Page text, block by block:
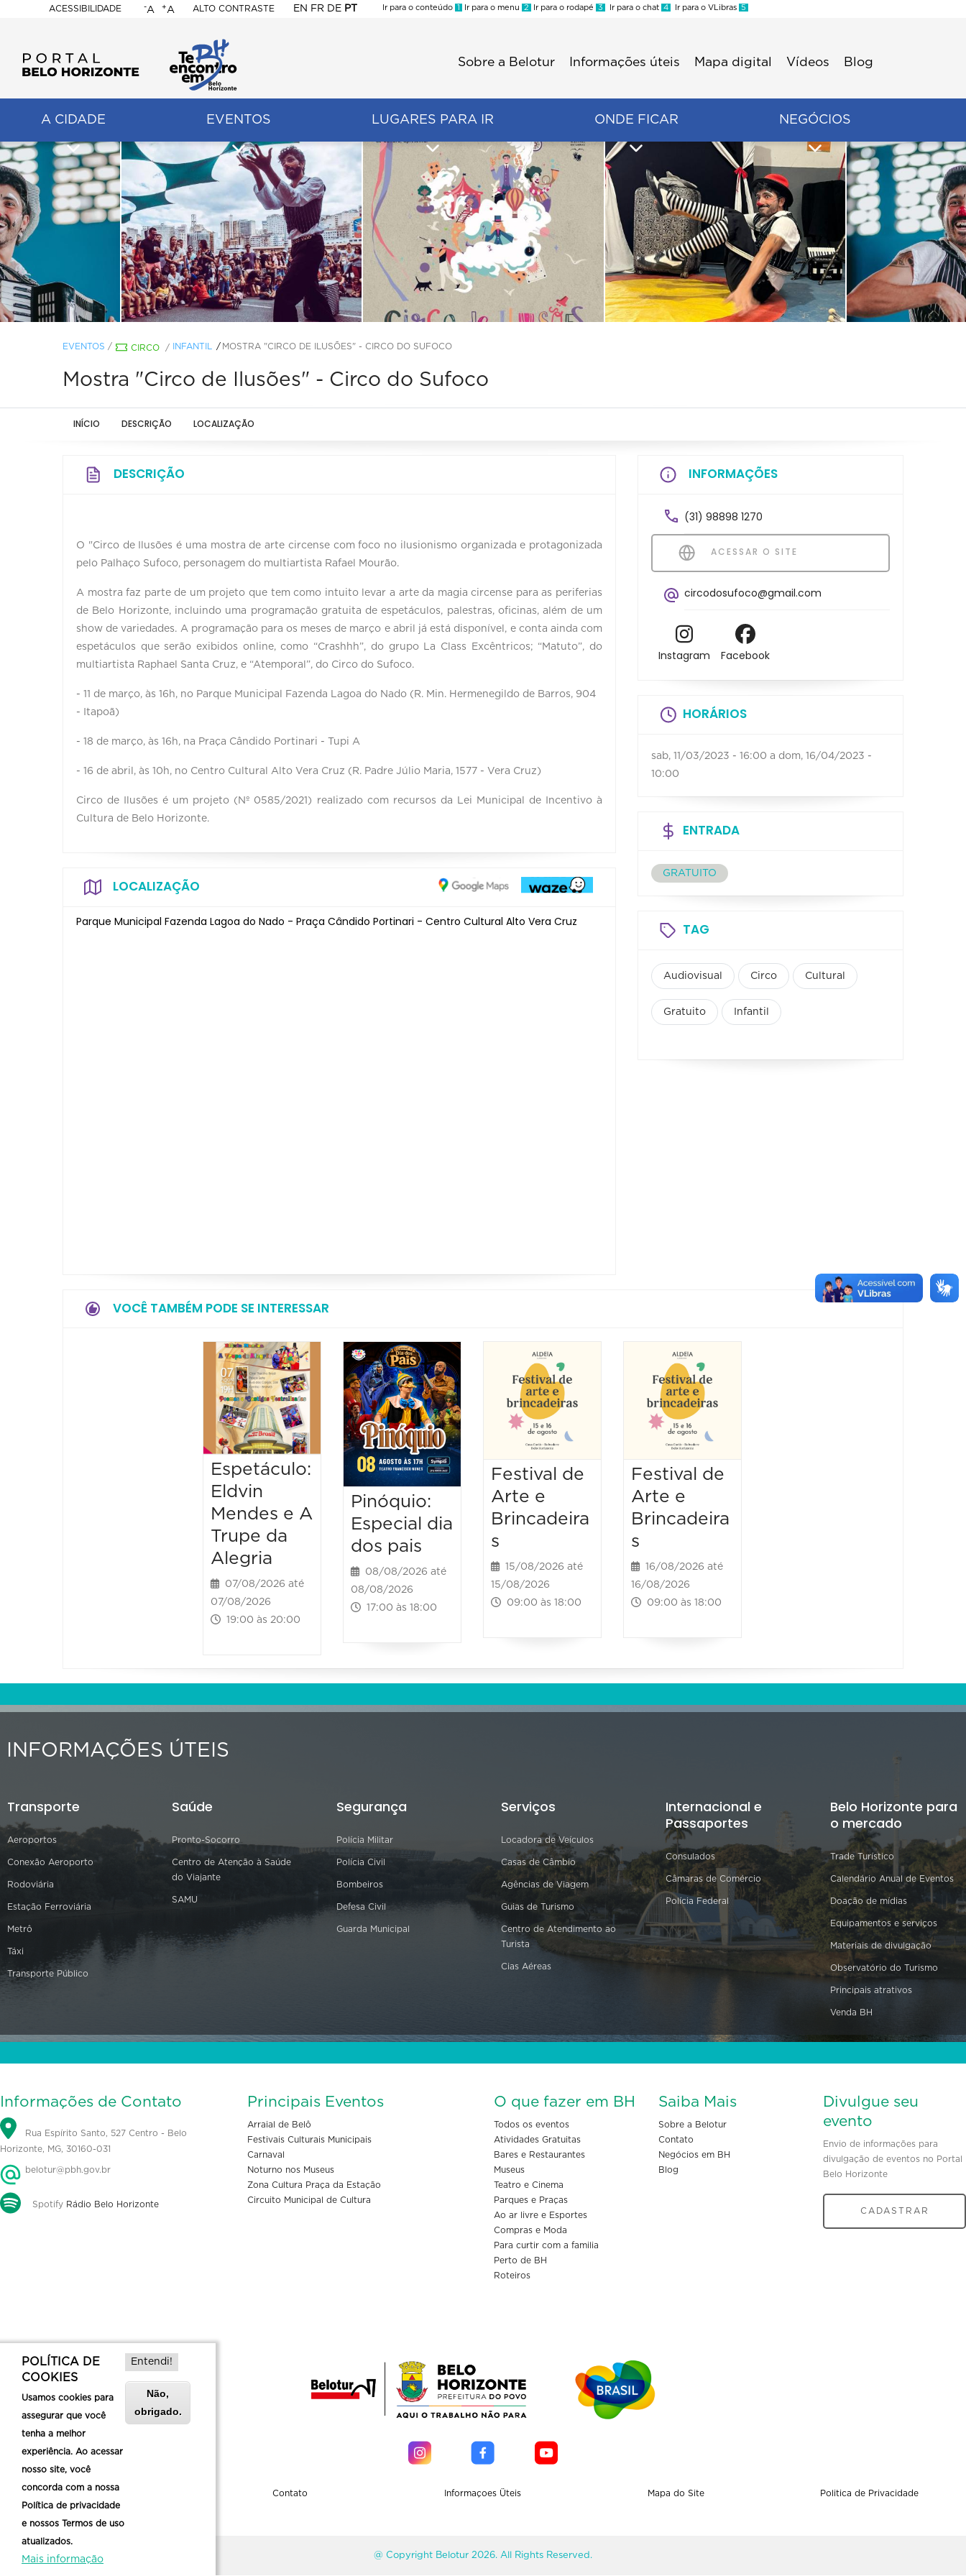
ACESSIBILIDADE
BELO
HORIZONTE
-A +A ALTO CONTRASTE EN FR DE PT
Ir para o conteúdo 1 Ir para o menu 2 Ir para o rodapé 3 Ir para o chat 4 Ir para o VLibras 5
Sobre a Belotur Informações úteis Mapa digital Vídeos Blog
A CIDADE EVENTOS LUGARES PARA IR ONDE FICAR NEGÓCIOS
EVENTOS / CIRCO / INFANTIL MOSTRA "CIRCO DE ILUSÕES" - CIRCO DO SUFOCO
Mostra "Circo de Ilusões" - Circo do Sufoco
INÍCIO DESCRIÇÃO LOCALIZAÇÃO
DESCRIÇÃO
O "Circo de Ilusões é uma mostra de arte circense com foco no ilusionismo organizada e protagonizada
pelo Palhaço Sufoco, personagem do multiartista Rafael Mourão.
A mostra faz parte de um projeto que tem como intuito levar a arte da magia circense para as periferias
de Belo Horizonte, incluindo uma programação gratuita de espetáculos, palestras, oficinas, além de um
show de variedades. A programação para os meses de março e abril já está disponível, e conta ainda com
espetáculos que serão exibidos online, como “Crashhh”, do grupo La Class Excêntricos; “Matuto”, do
multiartista Raphael Santa Cruz, e “Atemporal”, do Circo do Sufoco.
- 11 de março, às 16h, no Parque Municipal Fazenda Lagoa do Nado (R. Min. Hermenegildo de Barros, 904
- Itapoã)
- 18 de março, às 16h, na Praça Cândido Portinari - Tupi A
- 16 de abril, às 10h, no Centro Cultural Alto Vera Cruz (R. Padre Júlio Maria, 1577 - Vera Cruz)
Circo de Ilusões é um projeto (Nº 0585/2021) realizado com recursos da Lei Municipal de Incentivo à
Cultura de Belo Horizonte.
LOCALIZAÇÃO
Parque Municipal Fazenda Lagoa do Nado - Praça Cândido Portinari - Centro Cultural Alto Vera Cruz
INFORMAÇÕES
(31) 98898 1270
ACESSAR O SITE
circodosufoco@gmail.com
Instagram Facebook
HORÁRIOS
sab, 11/03/2023 - 16:00 a dom, 16/04/2023 -
10:00
ENTRADA
GRATUITO
TAG
Audiovisual Circo Cultural
Gratuito Infantil
VOCÊ TAMBÉM PODE SE INTERESSAR
Espetáculo:
Eldvin
Mendes e A
Trupe da
Alegria
07/08/2026 até
07/08/2026
19:00 às 20:00
Pinóquio:
Especial dia
dos pais
08/08/2026 até
08/08/2026
17:00 às 18:00
Festival de
Arte e
Brincadeira
s
15/08/2026 até
15/08/2026
09:00 às 18:00
Festival de
Arte e
Brincadeira
s
16/08/2026 até
16/08/2026
09:00 às 18:00
INFORMAÇÕES ÚTEIS
Transporte
Aeroportos
Conexão Aeroporto
Rodoviária
Estação Ferroviária
Metrô
Táxi
Transporte Público
Saúde
Pronto-Socorro
Centro de Atenção à Saúde
do Viajante
SAMU
Segurança
Polícia Militar
Polícia Civil
Bombeiros
Defesa Civil
Guarda Municipal
Serviços
Locadora de Veículos
Casas de Câmbio
Agências de Viagem
Guias de Turismo
Centro de Atendimento ao
Turista
Cias Aéreas
Internacional e
Passaportes
Consulados
Câmaras de Comércio
Polícia Federal
Belo Horizonte para
o mercado
Trade Turístico
Calendário Anual de Eventos
Doação de mídias
Equipamentos e serviços
Materiais de divulgação
Observatório do Turismo
Principais atrativos
Venda BH
Informações de Contato
Rua Espírito Santo, 527 Centro - Belo
Horizonte, MG, 30160-031
belotur@pbh.gov.br
Spotify Rádio Belo Horizonte
Principais Eventos
Arraial de Belô
Festivais Culturais Municipais
Carnaval
Noturno nos Museus
Zona Cultura Praça da Estação
Circuito Municipal de Cultura
O que fazer em BH
Todos os eventos
Atividades Gratuitas
Bares e Restaurantes
Museus
Teatro e Cinema
Parques e Praças
Ao ar livre e Esportes
Compras e Moda
Para curtir com a familia
Perto de BH
Roteiros
Saiba Mais
Sobre a Belotur
Contato
Negócios em BH
Blog
Divulgue seu
evento
Envio de informações para
divulgação de eventos no Portal
Belo Horizonte
CADASTRAR
Sobre a Belotur Contato Informaçoes Üteis Mapa do Site Politica de Privacidade
@ Copyright Belotur 2026. All Rights Reserved.
POLÍTICA DE
COOKIES
Usamos cookies para
assegurar que você
tenha a melhor
experiência. Ao acessar
nosso site, você
concorda com a nossa
Política de privacidade
e nossos Termos de uso
atualizados.
Mais informação
Entendi!
Não,
obrigado.